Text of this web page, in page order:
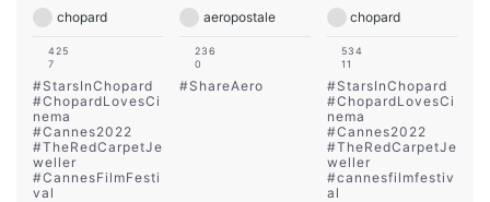
chopard
425
7
#StarsInChopard
#ChopardLovesCi
nema
#Cannes2022
#TheRedCarpetJe
weller
#CannesFilmFesti
val
aeropostale
236
0
#ShareAero
chopard
534
11
#StarsInChopard
#ChopardLovesCi
nema
#Cannes2022
#TheRedCarpetJe
weller
#cannesfilmfestiv
al